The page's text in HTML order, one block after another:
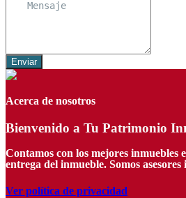
Enviar
Acerca de nosotros
Bienvenido a Tu Patrimonio
Contamos con los mejores inmuebles
entrega del inmueble. Somos
Ver política de privacidad